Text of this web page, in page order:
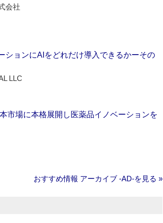
会社
ションにAIをどれだけ導入できるかーその
LLC
市場に本格展開し医薬品イノベーションを
おすすめ情報 アーカイブ ‐AD‐を見る »